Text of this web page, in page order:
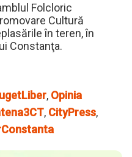
Folcloric
Cultură
în teren, în
Constanţa.
, Opinia
, CityPress,